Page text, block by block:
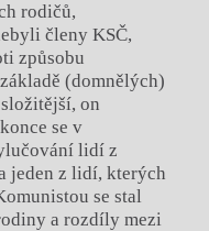
rodičů,
členy KSČ,
způsobu
(domnělých)
on
se v
lidí z
jeden z lidí, kterých
se stal
a rozdíly mezi